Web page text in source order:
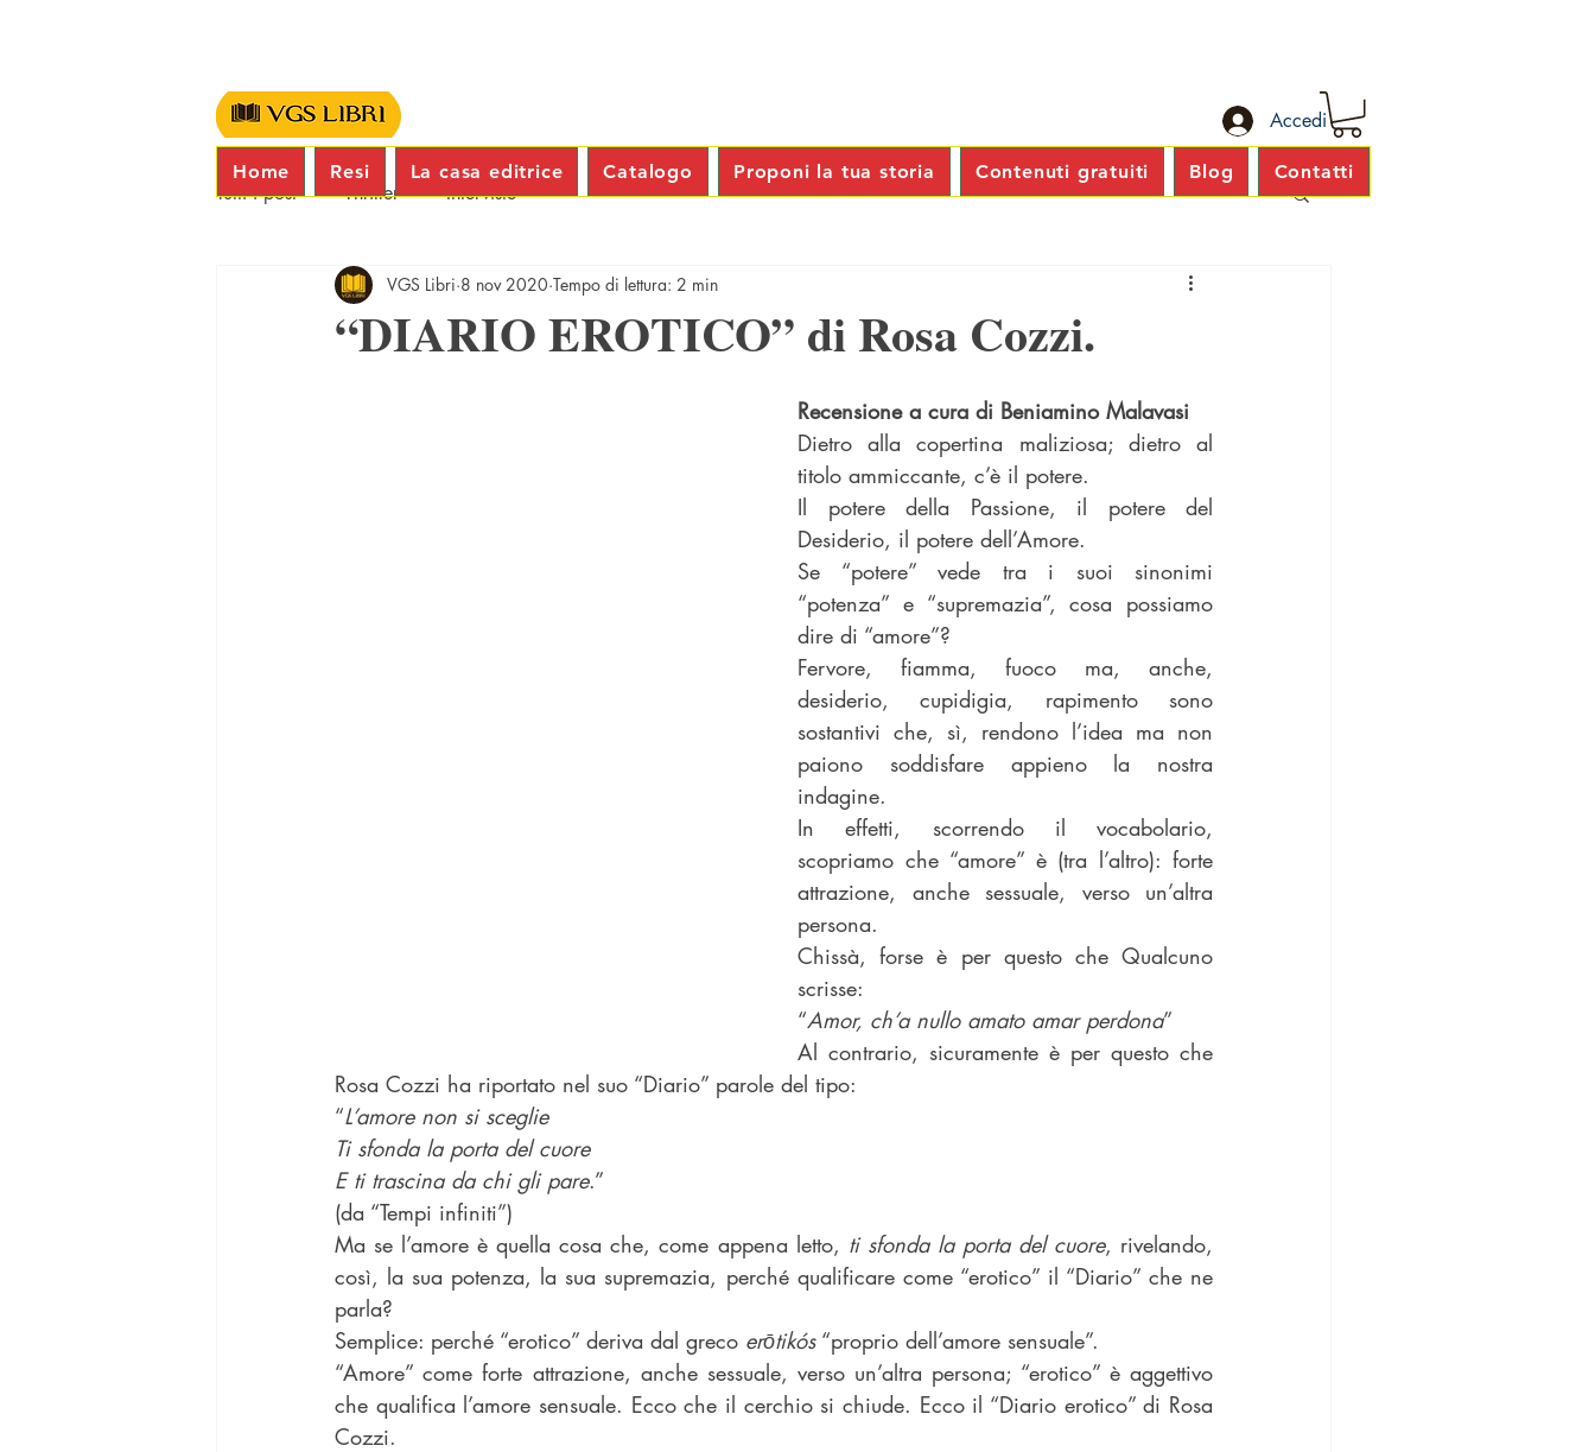
Accedi
Tutti i post Thriller Interviste
“DIARIO EROTICO” di Rosa Cozzi.
VGS Libri 8 nov 2020 Tempo di lettura: 2 min
Recensione a cura di Beniamino Malavasi
Dietro alla copertina maliziosa; dietro al
titolo ammiccante, c’è il potere.
Il potere della Passione, il potere del
Desiderio, il potere dell’Amore.
Se “potere” vede tra i suoi sinonimi
“potenza” e “supremazia”, cosa possiamo
dire di “amore”?
Fervore, fiamma, fuoco ma, anche,
desiderio, cupidigia, rapimento sono
sostantivi che, sì, rendono l’idea ma non
paiono soddisfare appieno la nostra
indagine.
In effetti, scorrendo il vocabolario,
scopriamo che “amore” è (tra l’altro): forte
attrazione, anche sessuale, verso un’altra
persona.
Chissà, forse è per questo che Qualcuno
scrisse:
“Amor, ch’a nullo amato amar perdona”
Al contrario, sicuramente è per questo che
Rosa Cozzi ha riportato nel suo “Diario” parole del tipo:
“L’amore non si sceglie
Ti sfonda la porta del cuore
E ti trascina da chi gli pare.”
(da “Tempi infiniti”)
Ma se l’amore è quella cosa che, come appena letto, ti sfonda la porta del cuore, rivelando,
così, la sua potenza, la sua supremazia, perché qualificare come “erotico” il “Diario” che ne
parla?
Semplice: perché “erotico” deriva dal greco erōtikós “proprio dell’amore sensuale”.
“Amore” come forte attrazione, anche sessuale, verso un’altra persona; “erotico” è aggettivo
che qualifica l’amore sensuale. Ecco che il cerchio si chiude. Ecco il “Diario erotico” di Rosa
Cozzi.
Home Resi La casa editrice Catalogo Proponi la tua storia Contenuti gratuiti Blog Contatti